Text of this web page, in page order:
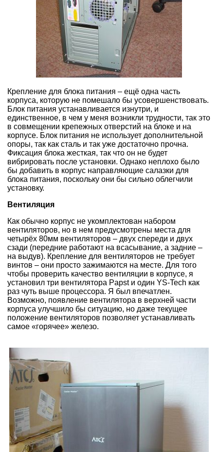
Крепление для блока питания – ещё одна часть
корпуса, которую не помешало бы усовершенствовать.
Блок питания устанавливается изнутри, и
единственное, в чем у меня возникли трудности, так это
в совмещении крепежных отверстий на блоке и на
корпусе. Блок питания не использует дополнительной
опоры, так как сталь и так уже достаточно прочна.
Фиксация блока жесткая, так что он не будет
вибрировать после установки. Однако неплохо было
бы добавить в корпус направляющие салазки для
блока питания, поскольку они бы сильно облегчили
установку.
Вентиляция
Как обычно корпус не укомплектован набором
вентиляторов, но в нем предусмотрены места для
четырёх 80мм вентиляторов – двух спереди и двух
сзади (передние работают на всасывание, а задние –
на выдув). Крепление для вентиляторов не требует
винтов – они просто зажимаются на месте. Для того
чтобы проверить качество вентиляции в корпусе, я
установил три вентилятора Papst и один YS-Tech как
раз чуть выше процессора. Я был впечатлен.
Возможно, появление вентилятора в верхней части
корпуса улучшило бы ситуацию, но даже текущее
положение вентиляторов позволяет устанавливать
самое «горячее» железо.